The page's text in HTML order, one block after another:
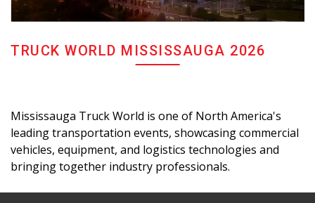
TRUCK WORLD MISSISSAUGA 2026
Mississauga Truck World is one of North America's
leading transportation events, showcasing commercial
vehicles, equipment, and logistics technologies and
bringing together industry professionals.